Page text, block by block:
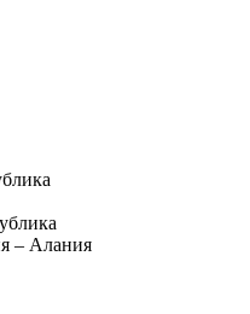
– Алания